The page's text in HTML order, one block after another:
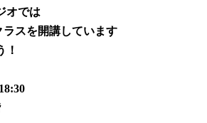
オでは
スを開講しています
！